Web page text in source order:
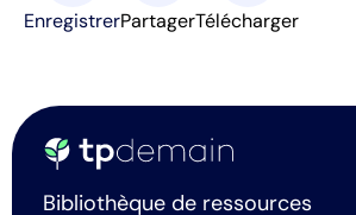
EnregistrerPartagerTélécharger
Bibliothèque de ressources